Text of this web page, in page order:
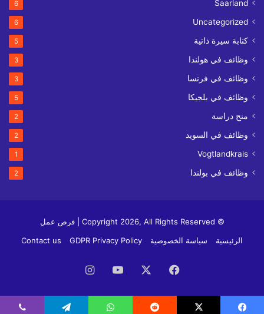
Saarland
6
Uncategorized
6
كتابة سيرة ذاتية 5
وظائف في هولندا 3
وظائف في فرنسا 3
وظائف في بلجيكا 5
منح دراسة 2
وظائف في السويد 2
Vogtlandkrais
1
وظائف في بولندا 2
© Copyright 2026, All Rights Reserved | فرص عمل
الرئيسية
سياسة الخصوصية GDPR Privacy Policy
Contact us
فيسبوك ‫YouTube